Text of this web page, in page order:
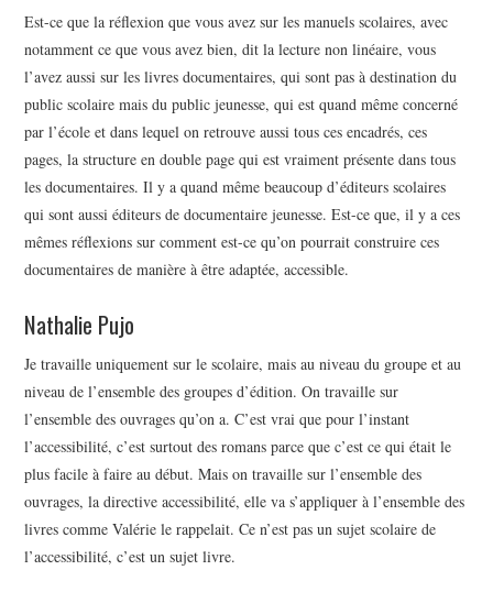
Est-ce que la réflexion que vous avez sur les manuels scolaires, avec
notamment ce que vous avez bien, dit la lecture non linéaire, vous
l’avez aussi sur les livres documentaires, qui sont pas à destination du
public scolaire mais du public jeunesse, qui est quand même concerné
par l’école et dans lequel on retrouve aussi tous ces encadrés, ces
pages, la structure en double page qui est vraiment présente dans tous
les documentaires. Il y a quand même beaucoup d’éditeurs scolaires
qui sont aussi éditeurs de documentaire jeunesse. Est-ce que, il y a ces
mêmes réflexions sur comment est-ce qu’on pourrait construire ces
documentaires de manière à être adaptée, accessible.
Nathalie Pujo
Je travaille uniquement sur le scolaire, mais au niveau du groupe et au
niveau de l’ensemble des groupes d’édition. On travaille sur
l’ensemble des ouvrages qu’on a. C’est vrai que pour l’instant
l’accessibilité, c’est surtout des romans parce que c’est ce qui était le
plus facile à faire au début. Mais on travaille sur l’ensemble des
ouvrages, la directive accessibilité, elle va s’appliquer à l’ensemble des
livres comme Valérie le rappelait. Ce n’est pas un sujet scolaire de
l’accessibilité, c’est un sujet livre.